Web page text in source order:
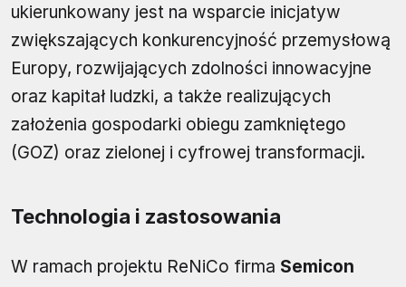
ukierunkowany jest na wsparcie inicjatyw
zwiększających konkurencyjność przemysłową
Europy, rozwijających zdolności innowacyjne
oraz kapitał ludzki, a także realizujących
założenia gospodarki obiegu zamkniętego
(GOZ) oraz zielonej i cyfrowej transformacji.
Technologia i zastosowania
W ramach projektu ReNiCo firma Semicon